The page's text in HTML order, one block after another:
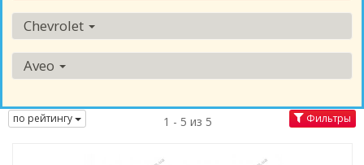
Chevrolet
Aveo
по рейтингу 1 - 5 из 5 Фильтры